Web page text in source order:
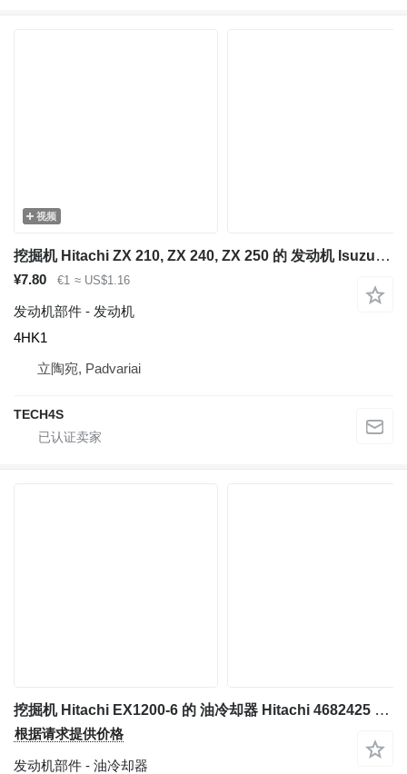
视频
挖掘机 Hitachi ZX 210, ZX 240, ZX 250 的 发动机 Isuzu 4HK1
¥7.80 €1 ≈ US$1.16
发动机部件 - 发动机
4HK1
立陶宛, Padvariai
TECH4S
挖掘机 Hitachi EX1200-6 的 油冷却器 Hitachi 4682425 - 4682426
根据请求提供价格
发动机部件 - 油冷却器